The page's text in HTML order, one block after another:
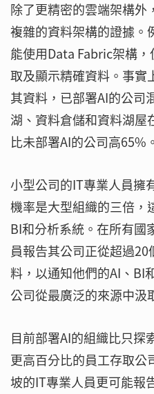
除了更精密的雲端架構外
複雜的資料架構的證據。
能使用Data Fabric架構
取及顯示精確資料。事實
其資料，已部署AI的公司
湖、資料倉儲和資料湖屋
比未部署AI的公司高65%。
小型公司的IT專業人員擁
機率是大型組織的三倍，
BI和分析系統。在所有
員報告其公司正從超過
料，以通知他們的AI、BI
公司從最廣泛的來源中汲
目前部署AI的組織比只探
更高百分比的員工存取公
坡的IT專業人員更可能報